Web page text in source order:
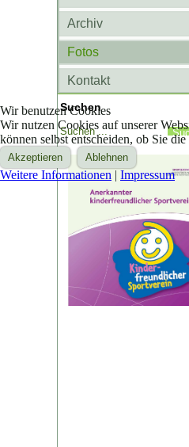
Archiv
Fotos
Kontakt
Suchen
Wir benutzen Cookies
Wir nutzen Cookies auf unserer
können selbst entscheiden, ob Sie
Akzeptieren Ablehnen
Weitere Informationen | Impressum